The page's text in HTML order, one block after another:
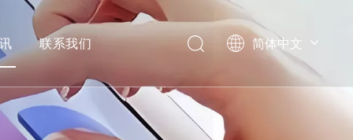
联系我们 简体中文
English